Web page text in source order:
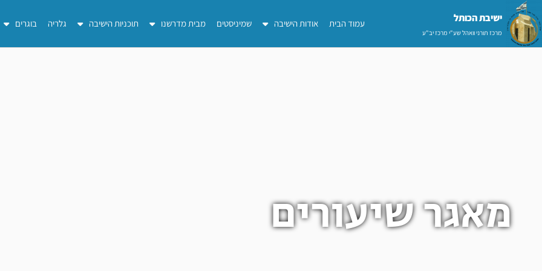
דילוג
לתוכן
ישיבת הכותל​
מרכז תורני וואהל שע"י מרכז יב"ע
עמוד הבית אודות הישיבה שמיניסטים מבית מדרשנו תוכניות הישיבה גלריה בוגרים
מאגר שיעורים